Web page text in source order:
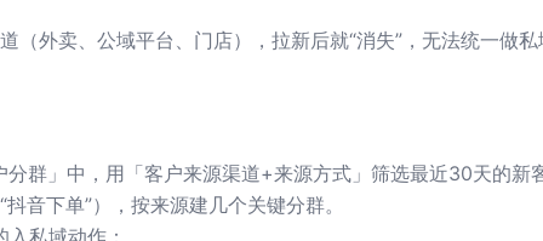
（外卖、公域平台、门店），拉新后就“消失”，无法统一做
群」中，用「客户来源渠道+来源方式」筛选最近30天的新
抖音下单”），按来源建几个关键分群。
私域动作：